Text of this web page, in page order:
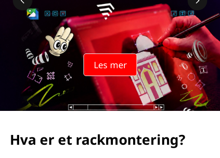
v
Les mer
Hva er et rackmontering?